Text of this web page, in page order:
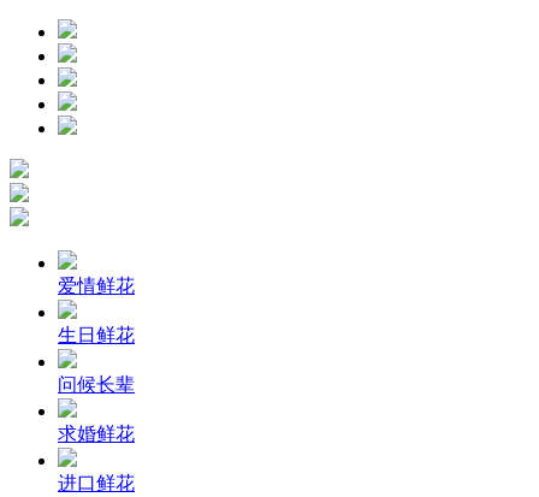
爱情鲜花
生日鲜花
问候长辈
求婚鲜花
进口鲜花